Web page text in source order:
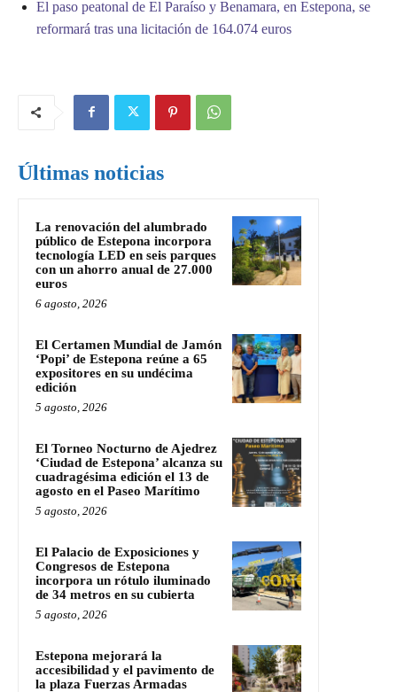
El paso peatonal de El Paraíso y Benamara, en Estepona, se
reformará tras una licitación de 164.074 euros
Últimas noticias
La renovación del alumbrado
público de Estepona incorpora
tecnología LED en seis parques
con un ahorro anual de 27.000
euros
6 agosto, 2026
El Certamen Mundial de Jamón
‘Popi’ de Estepona reúne a 65
expositores en su undécima
edición
5 agosto, 2026
El Torneo Nocturno de Ajedrez
‘Ciudad de Estepona’ alcanza su
cuadragésima edición el 13 de
agosto en el Paseo Marítimo
5 agosto, 2026
El Palacio de Exposiciones y
Congresos de Estepona
incorpora un rótulo iluminado
de 34 metros en su cubierta
5 agosto, 2026
Estepona mejorará la
accesibilidad y el pavimento de
la plaza Fuerzas Armadas